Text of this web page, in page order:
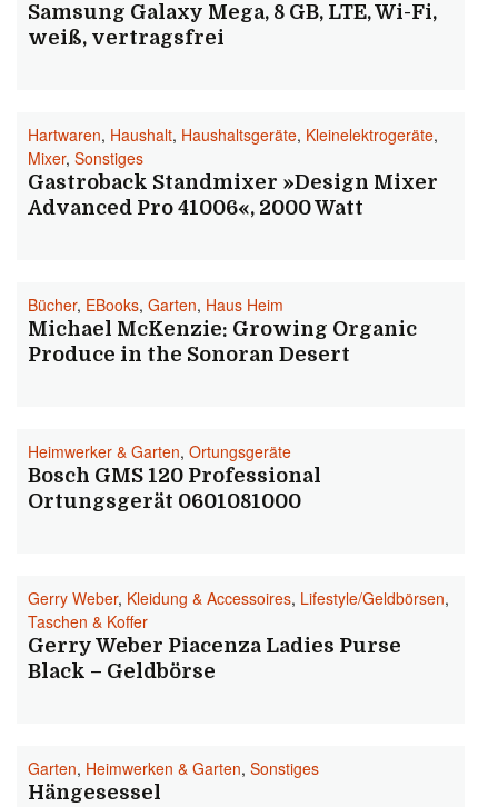
Samsung Galaxy Mega, 8 GB, LTE, Wi-Fi,
weiß, vertragsfrei
Hartwaren, Haushalt, Haushaltsgeräte, Kleinelektrogeräte,
Mixer, Sonstiges
Gastroback Standmixer »Design Mixer
Advanced Pro 41006«, 2000 Watt
Bücher, EBooks, Garten, Haus Heim
Michael McKenzie: Growing Organic
Produce in the Sonoran Desert
Heimwerker & Garten, Ortungsgeräte
Bosch GMS 120 Professional
Ortungsgerät 0601081000
Gerry Weber, Kleidung & Accessoires, Lifestyle/Geldbörsen,
Taschen & Koffer
Gerry Weber Piacenza Ladies Purse
Black – Geldbörse
Garten, Heimwerken & Garten, Sonstiges
Hängesessel